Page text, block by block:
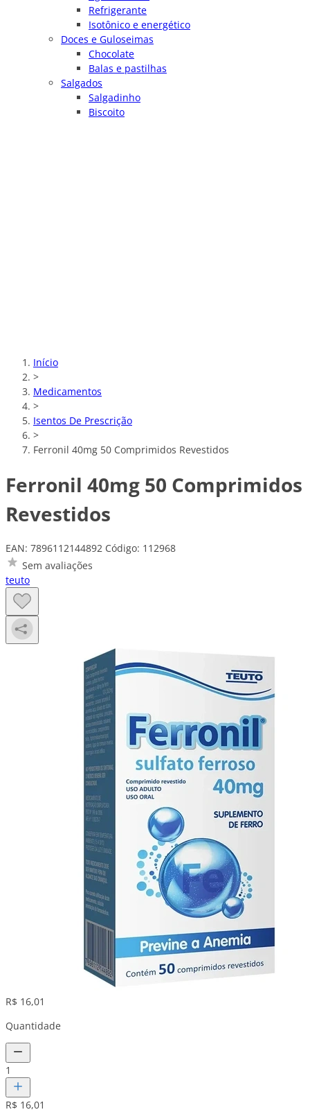
Refrigerante
Isotônico e energético
Doces e Guloseimas
Chocolate
Balas e pastilhas
Salgados
Salgadinho
Biscoito
Início
>
Medicamentos
>
Isentos De Prescrição
>
Ferronil 40mg 50 Comprimidos Revestidos
Ferronil 40mg 50 Comprimidos
Revestidos
EAN: 7896112144892 Código: 112968
Sem avaliações
teuto
R$ 16,01
Quantidade
1
R$ 16,01